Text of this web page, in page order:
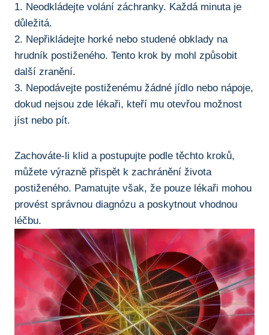
1. ‌Neodkládejte volání záchranky. Každá minuta je
důležitá.
2. Nepřikládejte horké nebo studené obklady na
hrudník postiženého. Tento krok by mohl způsobit​
další zranění.
3. Nepodávejte postiženému žádné jídlo ‍nebo nápoje,⁣
dokud nejsou zde lékaři,⁢ kteří mu otevřou‍ možnost
jíst ⁢nebo pít.
Zachováte-li klid ⁣a postupujte podle těchto kroků,
můžete výrazně přispět‍ k zachránění ⁤života
postiženého. ‌Pamatujte však, ⁤že pouze lékaři mohou
provést ‍správnou diagnózu a poskytnout‌ vhodnou
léčbu.